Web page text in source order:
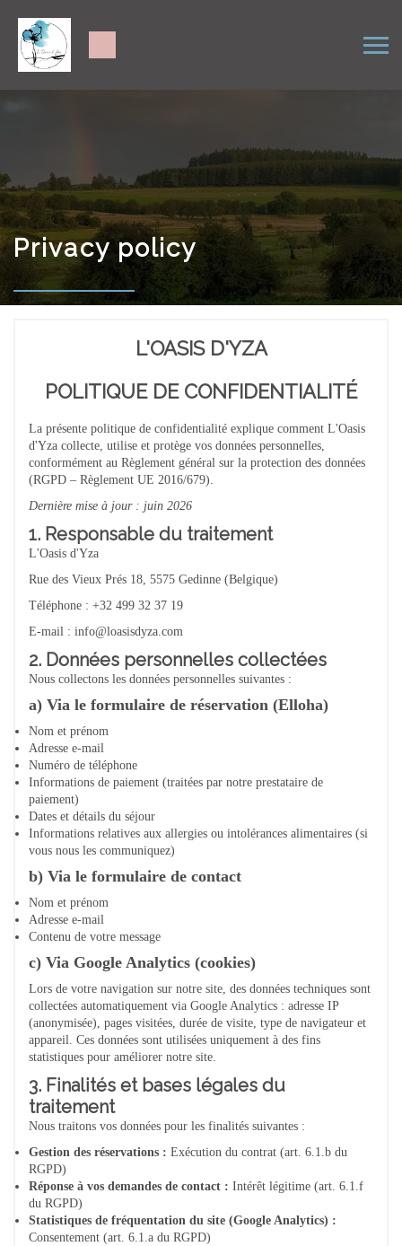
Privacy policy
L'OASIS D'YZA
POLITIQUE DE CONFIDENTIALITÉ
La présente politique de confidentialité explique comment L'Oasis
d'Yza collecte, utilise et protège vos données personnelles,
conformément au Règlement général sur la protection des données
(RGPD – Règlement UE 2016/679).
Dernière mise à jour : juin 2026
1. Responsable du traitement
L'Oasis d'Yza
Rue des Vieux Prés 18, 5575 Gedinne (Belgique)
Téléphone : +32 499 32 37 19
E-mail : info@loasisdyza.com
2. Données personnelles collectées
Nous collectons les données personnelles suivantes :
a) Via le formulaire de réservation (Elloha)
Nom et prénom
Adresse e-mail
Numéro de téléphone
Informations de paiement (traitées par notre prestataire de
paiement)
Dates et détails du séjour
Informations relatives aux allergies ou intolérances alimentaires (si
vous nous les communiquez)
b) Via le formulaire de contact
Nom et prénom
Adresse e-mail
Contenu de votre message
c) Via Google Analytics (cookies)
Lors de votre navigation sur notre site, des données techniques sont
collectées automatiquement via Google Analytics : adresse IP
(anonymisée), pages visitées, durée de visite, type de navigateur et
appareil. Ces données sont utilisées uniquement à des fins
statistiques pour améliorer notre site.
3. Finalités et bases légales du
traitement
Nous traitons vos données pour les finalités suivantes :
Gestion des réservations : Exécution du contrat (art. 6.1.b du
RGPD)
Réponse à vos demandes de contact : Intérêt légitime (art. 6.1.f
du RGPD)
Statistiques de fréquentation du site (Google Analytics) :
Consentement (art. 6.1.a du RGPD)